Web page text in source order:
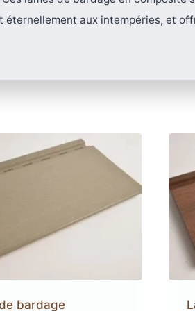
TERRASSE
aux intempéries, et
bardage